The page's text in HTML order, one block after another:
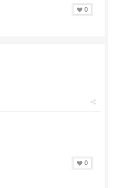
0
0